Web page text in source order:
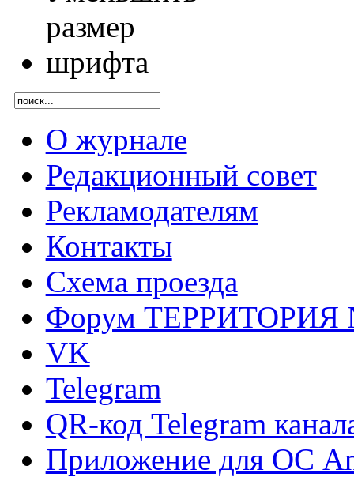
О журнале
Редакционный совет
Рекламодателям
Контакты
Схема проезда
Форум ТЕРРИТОРИЯ
VK
Telegram
QR-код Telegram
Приложение для ОС